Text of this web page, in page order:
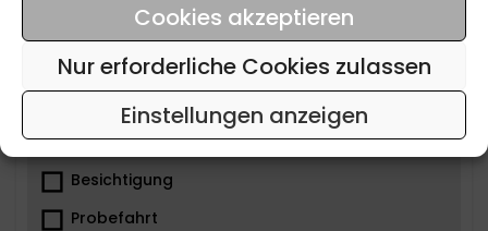
Cookies akzeptieren
Nur erforderliche Cookies zulassen
Einstellungen anzeigen
Tel
Was ist dir wichtig?
Besichtigung
Probefahrt